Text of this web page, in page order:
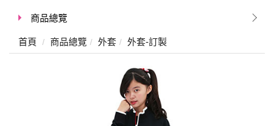
商品總覽
首頁 商品總覽 外套 外套-訂製